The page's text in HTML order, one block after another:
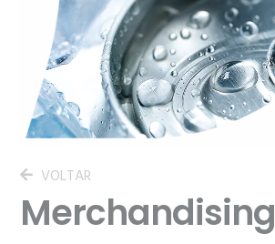
VOLTAR
Merchandising